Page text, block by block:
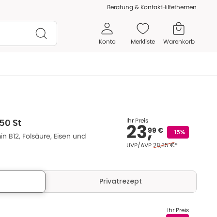
Beratung & KontaktHilfethemen
Konto Merkliste Warenkorb
St
B12, Folsäure, Eisen und
Ihr Preis
23,99 € -15%
UVP/AVPEhemaliger Preis (U V
28,35 €*
Privatrezept
Ihr Preis